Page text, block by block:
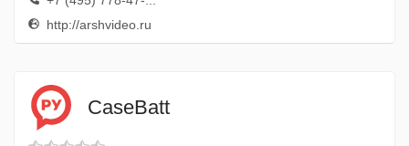
http://arshvideo.ru
CaseBatt